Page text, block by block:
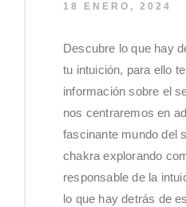
18 ENERO, 2024
Descubre lo que hay
tu intuición, para ello
información sobre el
nos centraremos en
fascinante mundo del
chakra explorando
responsable de la
lo que hay detrás de